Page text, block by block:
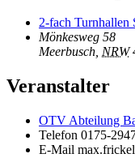
2-fach Turnhallen
Mönkesweg 58
Meerbusch NRW
Veranstalter
OTV Abteilung
Telefon 0175-
E-Mail